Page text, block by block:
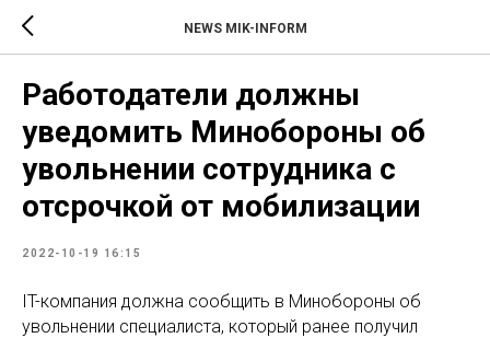
NEWS MIK-INFORM
Работодатели должны
уведомить Минобороны об
увольнении сотрудника с
отсрочкой от мобилизации
2022-10-19 16:15
IT-компания должна сообщить в Минобороны об
увольнении специалиста, который ранее получил